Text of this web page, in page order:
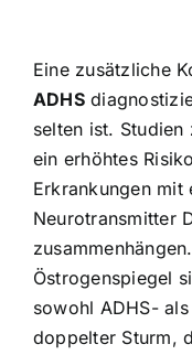
Eine zusätzliche
ADHS
selten ist. Studien
ein erhöhtes
Erkrankungen mit
Neurotransmitter
Östrogenspiegel
sowohl ADHS-
doppelter Sturm,